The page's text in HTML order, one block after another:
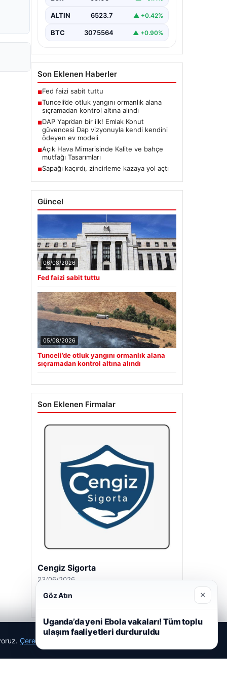
Karyemez köyleri arasında bulunan
belirlenemeyen bir nedenle…
ALTIN 6523.7 ▲ +0.42%
BTC 3075564 ▲ +0.90%
Son Eklenen Haberler
■Fed faizi sabit tuttu
■Tunceli’de otluk yangını ormanlık alana
sıçramadan kontrol altına alındı
■DAP Yapı’dan bir ilk! Emlak Konut
güvencesi Dap vizyonuyla kendi kendini
ödeyen ev modeli
■Açık Hava Mimarisinde Kalite ve bahçe
mutfağı Tasarımları
■Sapağı kaçırdı, zincirleme kazaya yol açtı
Güncel
06/08/2026
Fed faizi sabit tuttu
05/08/2026
Tunceli’de otluk yangını ormanlık alana
sıçramadan kontrol altına alındı
Son Eklenen Firmalar
Cengiz Sigorta
23/06/2026
Çerez Politikamız
Göz Atın ×
Uganda’da yeni Ebola vakaları! Tüm toplu
ulaşım faaliyetleri durduruldu